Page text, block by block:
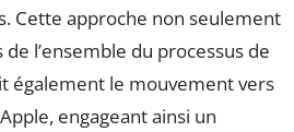
Cette approche non seulement
l’ensemble du processus de
également le mouvement vers
engageant ainsi un